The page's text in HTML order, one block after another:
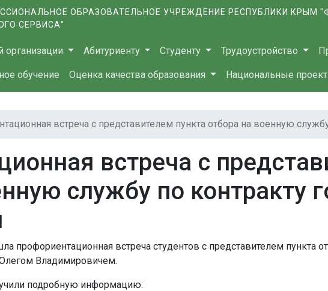
ОБРАЗОВАТЕЛЬНОЕ УЧРЕЖДЕНИЕ РЕСПУБЛИКИ КРЫМ
СЕРВИСА"
организации Абитуриенту Студенту Трудоустройство
обучение Оценка качества образования Национальные
встреча с представителем пункта отбора на военную
встреча с
службу по контракту
профориентационная встреча студентов с представителем пункта
Владимировичем.
подробную информацию: